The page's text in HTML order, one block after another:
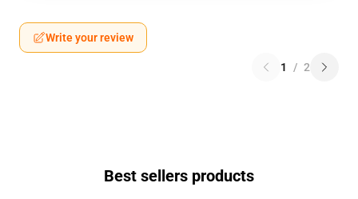
Write your review
1 / 2
Best sellers products